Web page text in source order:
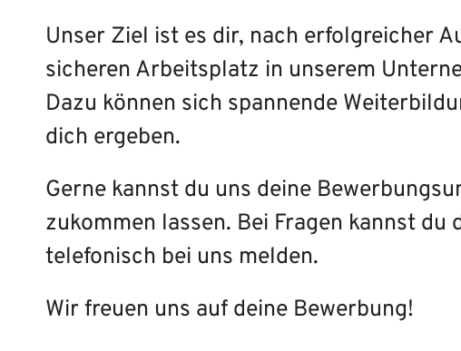
Unser Ziel ist es dir, nach erfolgreicher
sicheren Arbeitsplatz in unserem
Dazu können sich spannende
dich ergeben.
Gerne kannst du uns deine
zukommen lassen. Bei Fragen kannst du
telefonisch bei uns melden.
Wir freuen uns auf deine Bewerbung!